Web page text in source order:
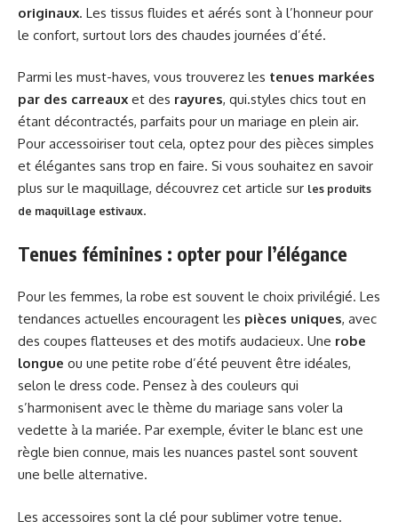
originaux. Les tissus fluides et aérés sont à l’honneur pour
le confort, surtout lors des chaudes journées d’été.
Parmi les must-haves, vous trouverez les tenues markées
par des carreaux et des rayures, qui.styles chics tout en
étant décontractés, parfaits pour un mariage en plein air.
Pour accessoiriser tout cela, optez pour des pièces simples
et élégantes sans trop en faire. Si vous souhaitez en savoir
plus sur le maquillage, découvrez cet article sur les produits
de maquillage estivaux.
Tenues féminines : opter pour l’élégance
Pour les femmes, la robe est souvent le choix privilégié. Les
tendances actuelles encouragent les pièces uniques, avec
des coupes flatteuses et des motifs audacieux. Une robe
longue ou une petite robe d’été peuvent être idéales,
selon le dress code. Pensez à des couleurs qui
s’harmonisent avec le thème du mariage sans voler la
vedette à la mariée. Par exemple, éviter le blanc est une
règle bien connue, mais les nuances pastel sont souvent
une belle alternative.
Les accessoires sont la clé pour sublimer votre tenue.